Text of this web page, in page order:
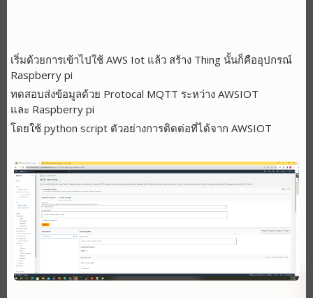
เริ่มด้วยการเข้าไปใช้ AWS Iot แล้ว สร้าง Thing นั้นก็คืออุปกรณ์
Raspberry pi
ทดสอบส่งข้อมูลด้วย Protocal MQTT ระหว่าง AWSIOT
และ Raspberry pi
โดยใช้ python script ตัวอย่างการติดต่อที่ได้จาก AWSIOT